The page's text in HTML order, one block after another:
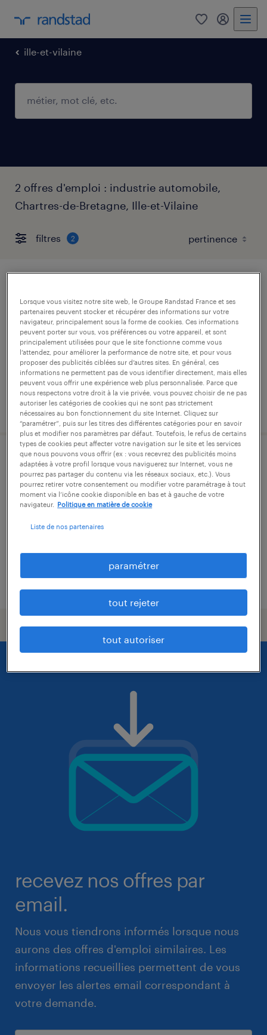
0 mon
ille-et-vilaine
2 offres d'emploi : industrie automobile,
Chartres-de-Bretagne, Ille-et-Vilaine
filtres 2
dès mi-août 2026
chartres-de-bretagne, ille-et-vilaine
intérim
12,31 € par heure
publié le 4 août 2026
job étudiant - monteur automobile
(f/h) à partir de mi-août 2026
chartres-de-bretagne, ille-et-vilaine
intérim
recevez nos offres par
email.
Nous vous tiendrons informés lorsque nous
aurons des offres d'emploi similaires. Les
informations recueillies permettent de vous
envoyer les alertes email correspondant à
votre demande.
Lorsque vous visitez notre site web, le Groupe Randstad France et ses
partenaires peuvent stocker et récupérer des informations sur votre
navigateur, principalement sous la forme de cookies. Ces informations
peuvent porter sur vous, vos préférences ou votre appareil, et sont
principalement utilisées pour que le site fonctionne comme vous
l’attendez, pour améliorer la performance de notre site, et pour vous
proposer des publicités ciblées sur d’autres sites. En général, ces
informations ne permettent pas de vous identifier directement, mais elles
peuvent vous offrir une expérience web plus personnalisée. Parce que
nous respectons votre droit à la vie privée, vous pouvez choisir de ne pas
autoriser les catégories de cookies qui ne sont pas strictement
nécessaires au bon fonctionnement du site Internet. Cliquez sur
“paramétrer”, puis sur les titres des différentes catégories pour en savoir
plus et modifier nos paramètres par défaut. Toutefois, le refus de certains
types de cookies peut affecter votre navigation sur le site et les services
que nous pouvons vous offrir (ex : vous recevrez des publicités moins
adaptées à votre profil lorsque vous naviguerez sur Internet, vous ne
pourrez pas partager du contenu via les réseaux sociaux, etc.). Vous
pourrez retirer votre consentement ou modifier votre paramétrage à tout
moment via l’icône cookie disponible en bas et à gauche de votre
navigateur.
Politique en matière de cookie
Liste de nos partenaires
paramétrer
tout rejeter
tout autoriser